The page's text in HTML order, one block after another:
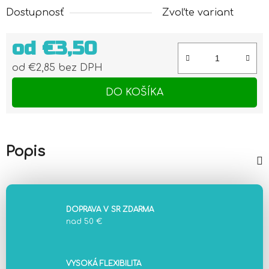
Dostupnosť Zvoľte variant
od €3,50
od €2,85 bez DPH
DO KOŠÍKA
Popis
DOPRAVA V SR ZDARMA
nad 50 €
VYSOKÁ FLEXIBILITA